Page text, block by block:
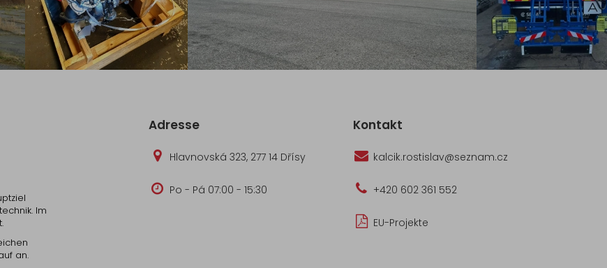
Im
an.
Adresse
Hlavnovská 323, 277 14 Dřísy
Po - Pá 07:00 - 15:30
Kontakt
kalcik.rostislav@seznam.cz
+420 602 361 552
EU-Projekte